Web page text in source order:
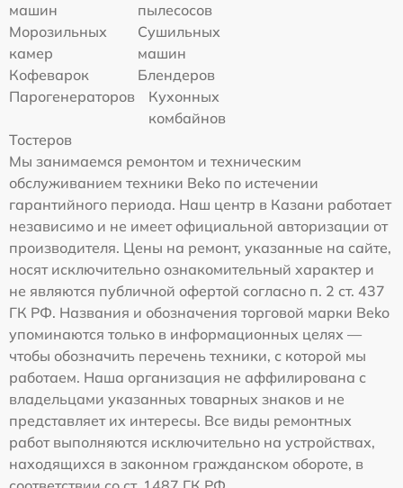
машин
пылесосов
Морозильных
камер
Сушильных
машин
Кофеварок
Блендеров
Парогенераторов
Кухонных
комбайнов
Тостеров
Мы занимаемся ремонтом и техническим
обслуживанием техники Beko по истечении
гарантийного периода. Наш центр в Казани работает
независимо и не имеет официальной авторизации от
производителя. Цены на ремонт, указанные на сайте,
носят исключительно ознакомительный характер и
не являются публичной офертой согласно п. 2 ст. 437
ГК РФ. Названия и обозначения торговой марки Beko
упоминаются только в информационных целях —
чтобы обозначить перечень техники, с которой мы
работаем. Наша организация не аффилирована с
владельцами указанных товарных знаков и не
представляет их интересы. Все виды ремонтных
работ выполняются исключительно на устройствах,
находящихся в законном гражданском обороте, в